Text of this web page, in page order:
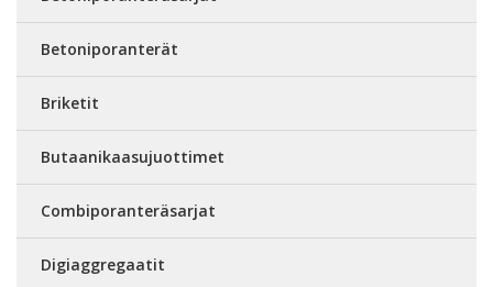
Betoniporanterät
Briketit
Butaanikaasujuottimet
Combiporanteräsarjat
Digiaggregaatit